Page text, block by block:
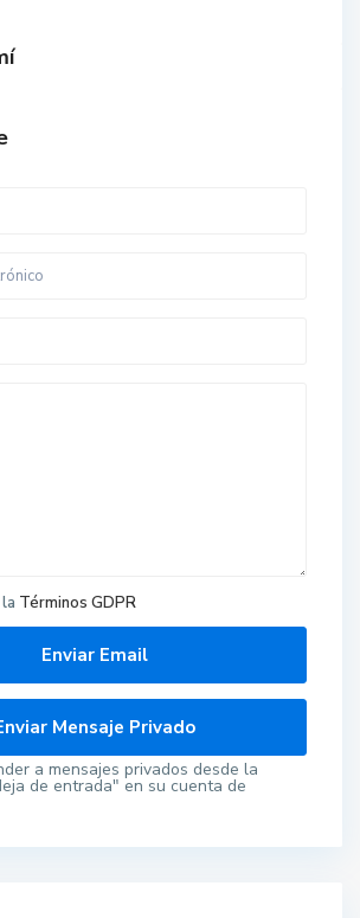
Términos GDPR
a mensajes privados desde la
de entrada" en su cuenta de